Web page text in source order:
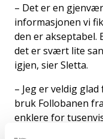
– Det er en
informasjonen vi
den er akseptabel.
det er svært lite
igjen, sier Sletta.
– Jeg er veldig
bruk Follobanen
enklere for
jobb, skole og